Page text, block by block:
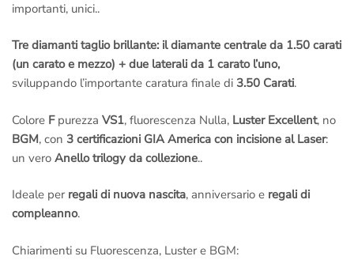
L’appuntamento è ovviamente senza impegno,
obbligato ad acquistare!
Il prezzo di questo Anello Trilogy di 3.50 caratiinclude:
3 Certificazioni internazionali GIA America con incisione al
laser
, una per ogni diamante.
– Incisione interna
al gambo dell’anello (massimo 25 caratteri)
– Confezione regalo.
preoccuparti di nulla.
– Regolarefattura di acquisto
fatturati.
importanti, unici..
Tre diamanti taglio brillante: il diamante centrale da 1.50 carati
(un carato e mezzo) + due laterali da 1 carato l’uno,
sviluppando l’importante caratura finale di 3.50 Carati.
Colore Fpurezza VS1, fluorescenza Nulla, Luster Excellent, no
BGM, con 3 certificazioni GIA America con incisione al Laser:
un vero Anello trilogy da collezione..
Ideale per regali di nuova nascita, anniversario e regali di
compleanno.
Chiarimenti su Fluorescenza, Luster e BGM: